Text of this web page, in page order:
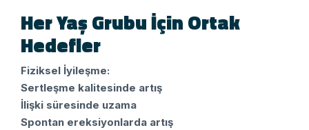
Her Yaş Grubu İçin Ortak
Hedefler
Fiziksel İyileşme:
Sertleşme kalitesinde artış
İlişki süresinde uzama
Spontan ereksiyonlarda artış